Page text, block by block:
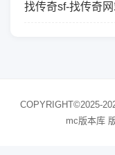
找传奇sf-找传奇
COPYRIGHT©2025-
mc版本库